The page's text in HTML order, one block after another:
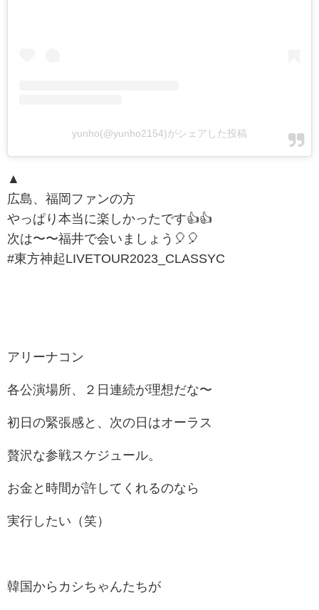
yunho(@yunho2154)がシェアした投稿
▲
広島、福岡ファンの方
やっぱり本当に楽しかったです👍👍
次は〜〜福井で会いましょう🎈🎈
#東方神起LIVETOUR2023_CLASSYC
アリーナコン
各公演場所、２日連続が理想だな〜
初日の緊張感と、次の日はオーラス
贅沢な参戦スケジュール。
お金と時間が許してくれるのなら
実行したい（笑）
韓国からカシちゃんたちが